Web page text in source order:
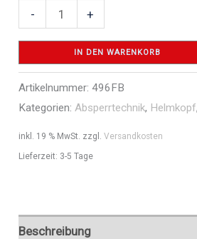
-
Stilpoller
Stahlrohr
102
mm
-
Art.Nr.
496FB
+
IN DEN WARENKORB
Artikelnummer:496FB
Kategorien:Absperrtechnik, Helmkopf
inkl. 19 % MwSt. zzgl.Versandkosten
Lieferzeit: 3-5 Tage
Beschreibung